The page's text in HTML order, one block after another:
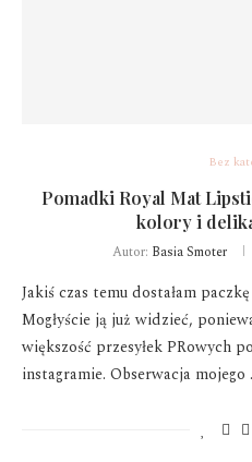
Bez
Pomadki Royal Mat
kolory i
Autor: Basia Smoter
Jakiś czas temu dostałam
Mogłyście ją już widzieć,
większość przesyłek PRowych
instagramie. Obserwacja mojego